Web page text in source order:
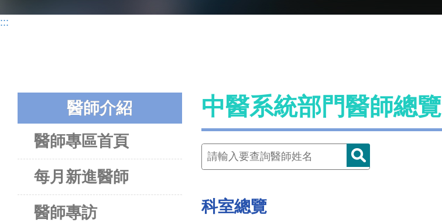
:::
醫師介紹
醫師專區首頁
每月新進醫師
醫師專訪
中醫系統部門醫師總覽
科室總覽